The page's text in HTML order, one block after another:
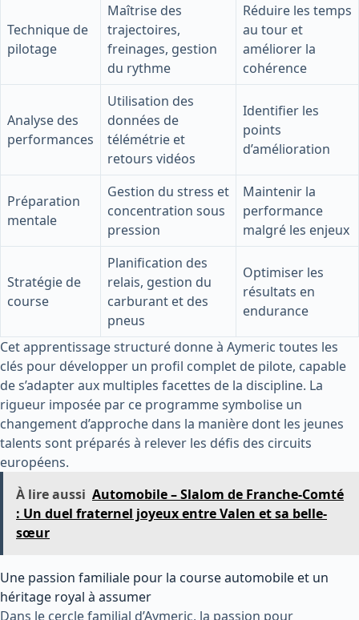
Technique de
pilotage
Maîtrise des
trajectoires,
freinages, gestion
du rythme
Réduire les temps
au tour et
améliorer la
cohérence
Analyse des
performances
Utilisation des
données de
télémétrie et
retours vidéos
Identifier les
points
d’amélioration
Préparation
mentale
Gestion du stress et
concentration sous
pression
Maintenir la
performance
malgré les enjeux
Stratégie de
course
Planification des
relais, gestion du
carburant et des
pneus
Optimiser les
résultats en
endurance
Cet apprentissage structuré donne à Aymeric toutes les
clés pour développer un profil complet de pilote, capable
de s’adapter aux multiples facettes de la discipline. La
rigueur imposée par ce programme symbolise un
changement d’approche dans la manière dont les jeunes
talents sont préparés à relever les défis des circuits
européens.
À lire aussi Automobile – Slalom de Franche-Comté
: Un duel fraternel joyeux entre Valen et sa belle-
sœur
Une passion familiale pour la course automobile et un
héritage royal à assumer
Dans le cercle familial d’Aymeric, la passion pour